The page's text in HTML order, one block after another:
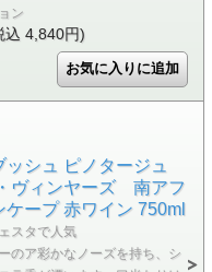
ン
込 4,840円)
ッシュ ピノタージュ
ヴィンヤーズ 南アフ
ケープ 赤ワイン 750ml
スタで人気
のア彩かなノーズを持ち、シ